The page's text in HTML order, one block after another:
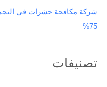
75%
تصنيفات